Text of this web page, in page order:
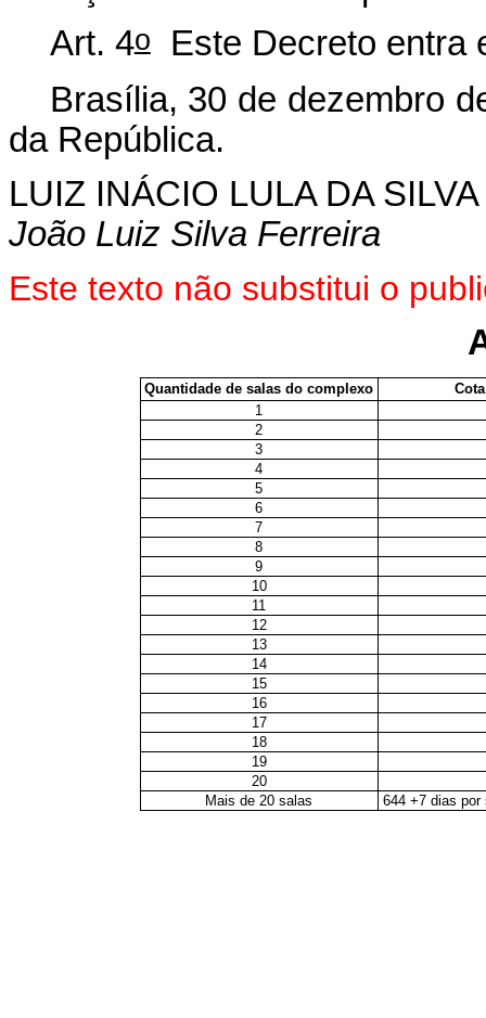
Art. 4oEste Decreto entra
Brasília, 30 de dezembro
da República.
LUIZ INÁCIO LULA DA SILVA
João Luiz Silva Ferreira
Este texto não substitui o
Quantidade de salas do complexo
1
2
3
4
5
6
7
8
9
10
11
12
13
14
15
16
17
18
19
20
Mais de 20 salas
644 +7 dias por